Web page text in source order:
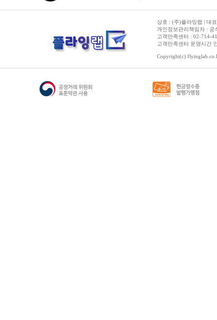
상호 : (주)플라잉랩 | 대
개인정보관리책임자 : 궁
고객만족센터 : 02-714-
고객만족센터 운영시간
Copyright(c)